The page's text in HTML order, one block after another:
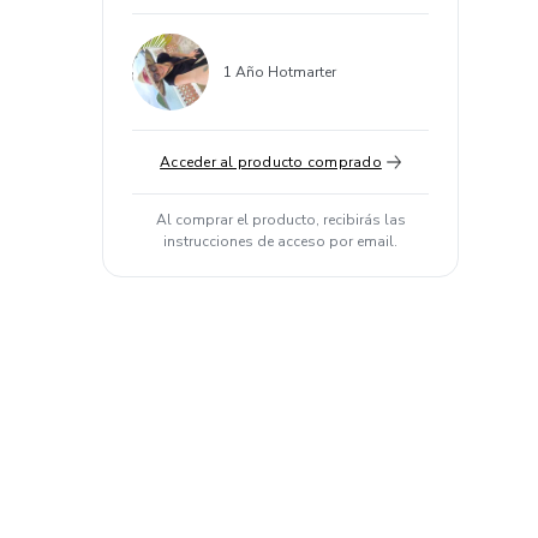
1 Año Hotmarter
Acceder al producto comprado
Al comprar el producto, recibirás las
instrucciones de acceso por email.